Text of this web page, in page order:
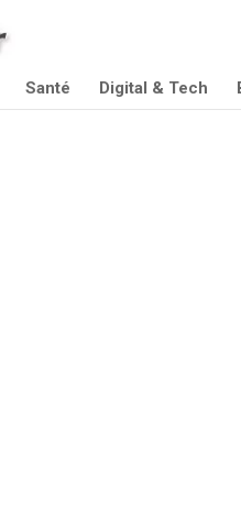
Santé Digital & Tech